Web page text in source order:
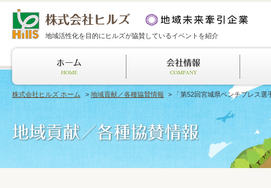
地域活性化を目的にヒルズが協賛しているイベントを紹介
株式会社ヒルズ ホーム >地域貢献／各種協賛情報 > 「第52回宮城県ベンチプレス選